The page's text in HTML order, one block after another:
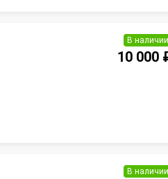
В наличии
10 000
В наличии